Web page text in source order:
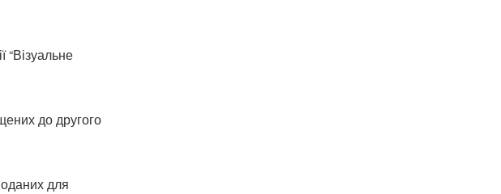
“Візуальне
до другого
для